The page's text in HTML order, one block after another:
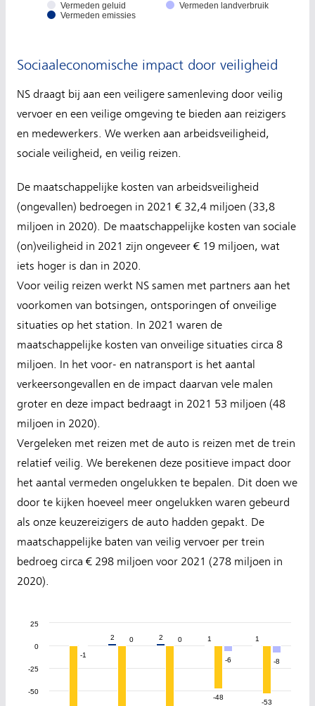
Vermeden geluid
Vermeden landverbruik
Vermeden emissies
Sociaaleconomische impact door veiligheid
NS draagt bij aan een veiligere samenleving door veilig
vervoer en een veilige omgeving te bieden aan reizigers
en medewerkers. We werken aan arbeidsveiligheid,
sociale veiligheid, en veilig reizen.
De maatschappelijke kosten van arbeidsveiligheid
(ongevallen) bedroegen in 2021 € 32,4 miljoen (33,8
miljoen in 2020). De maatschappelijke kosten van sociale
(on)veiligheid in 2021 zijn ongeveer € 19 miljoen, wat
iets hoger is dan in 2020.
Voor veilig reizen werkt NS samen met partners aan het
voorkomen van botsingen, ontsporingen of onveilige
situaties op het station. In 2021 waren de
maatschappelijke kosten van onveilige situaties circa 8
miljoen. In het voor- en natransport is het aantal
verkeersongevallen en de impact daarvan vele malen
groter en deze impact bedraagt in 2021 53 miljoen (48
miljoen in 2020).
Vergeleken met reizen met de auto is reizen met de trein
relatief veilig. We berekenen deze positieve impact door
het aantal vermeden ongelukken te bepalen. Dit doen we
door te kijken hoeveel meer ongelukken waren gebeurd
als onze keuzereizigers de auto hadden gepakt. De
maatschappelijke baten van veilig vervoer per trein
bedroeg circa € 298 miljoen voor 2021 (278 miljoen in
2020).
2
2 2
2 11 11
-48
-48
-53
-53
-1
-1
0
0 0
0
-6
-6 -8
-8
-50
-25
0
25